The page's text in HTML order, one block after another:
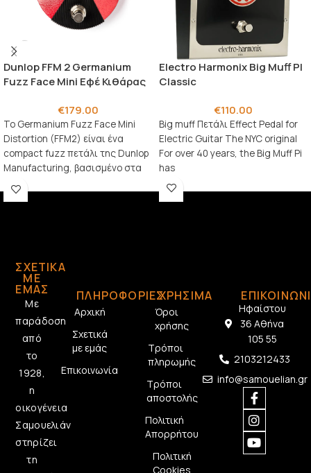
Dunlop FFM 2 Germanium
Fuzz Face Mini Εφέ Κιθάρας
€179.00
Το Germanium Fuzz Face Mini
Distortion (FFM2) είναι ένα
compact fuzz πετάλι της Dunlop
Manufacturing, βασισμένο στα
αυθεντικά Fuzz Face
Electro Harmonix Big Muff PI
Classic
€110.00
Big muff Πετάλι Effect Pedal for
Electric Guitar The NYC original
For over 40 years, the Big Muff Pi
has
ΣΧΕΤΙΚΆ
ΜΕ
ΕΜΆΣ
Με
παράδοση
από
το
1928,
η
οικογένεια
Σαμουελιάν
στηρίζει
τη
ΠΛΗΡΟΦΟΡΙΕΣ
Αρχική
Σχετικά
με εμάς
Επικοινωνία
ΧΡΗΣΙΜΑ
Όροι
χρήσης
Τρόποι
πληρωμής
Τρόποι
αποστολής
Πολιτική
Απορρήτου
Πολιτική
Cookies
Ηφαίστου
36 Αθήνα
105 55
2103212433
info@samouelian.gr